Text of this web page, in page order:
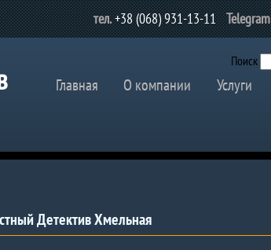
тел.+38 (068) 931-13-11 Telegram
Поиск
Главная О компании Услуги
Детектив Хмельная